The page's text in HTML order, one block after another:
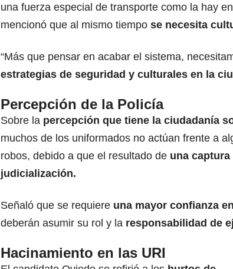
una fuerza especial de transporte como la hay
mencionó que al mismo tiempo se necesita
“Más que pensar en acabar el sistema,
estrategias de seguridad y culturales en la
Percepción de la Policía
Sobre la percepción que tiene la ciudadanía
muchos de los uniformados no actúan frente a
robos, debido a que el resultado de una
judicialización.
Señaló que se requiere una mayor confianza
deberán asumir su rol y la responsabilidad de
Hacinamiento en las URI